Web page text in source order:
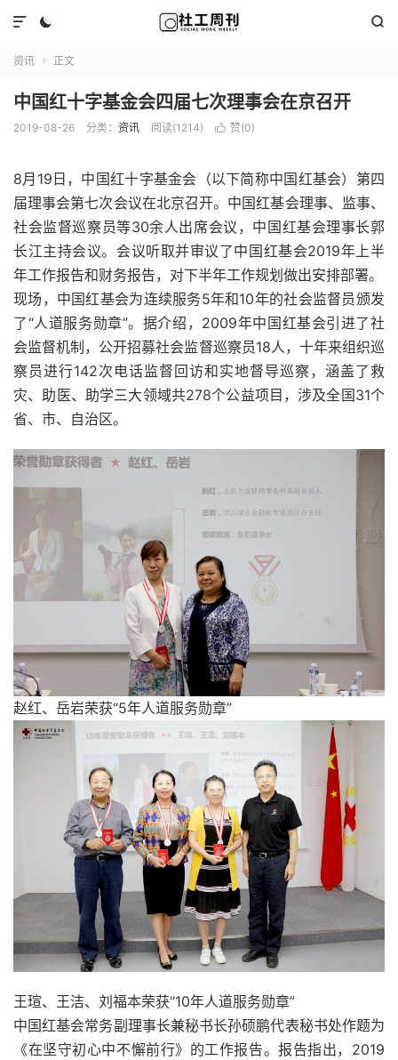
 

资讯  正文
中国红十字基金会四届七次理事会在京召开
2019-08-26 分类： 资讯 阅读(1214)  赞(0)
8月19日，中国红十字基金会（以下简称中国红基会）第四
届理事会第七次会议在北京召开。中国红基会理事、监事、
社会监督巡察员等30余人出席会议，中国红基会理事长郭
长江主持会议。会议听取并审议了中国红基会2019年上半
年工作报告和财务报告，对下半年工作规划做出安排部署。
现场，中国红基会为连续服务5年和10年的社会监督员颁发
了“人道服务勋章”。据介绍，2009年中国红基会引进了社
会监督机制，公开招募社会监督巡察员18人，十年来组织巡
察员进行142次电话监督回访和实地督导巡察，涵盖了救
灾、助医、助学三大领域共278个公益项目，涉及全国31个
省、市、自治区。
赵红、岳岩荣获“5年人道服务勋章”
王瑄、王洁、刘福本荣获“10年人道服务勋章”
中国红基会常务副理事长兼秘书长孙硕鹏代表秘书处作题为
《在坚守初心中不懈前行》的工作报告。报告指出，2019